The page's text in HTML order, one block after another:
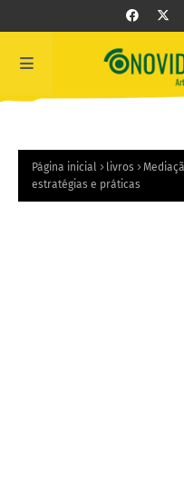
Página inicial livros
estratégias e práticas